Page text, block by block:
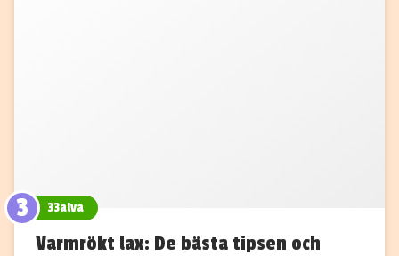
3 33alva
Varmrökt lax: De bästa tipsen och